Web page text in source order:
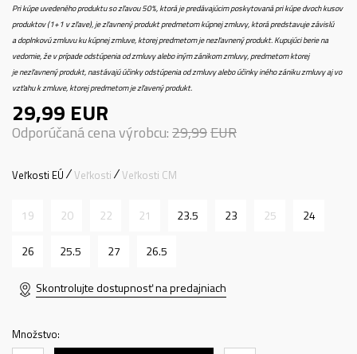
Pri kúpe uvedeného produktu so zľavou 50%, ktorá je predávajúcim poskytovaná pri kúpe dvoch kusov
produktov (1+1 v zľave), je zľavnený produkt predmetom kúpnej zmluvy, ktorá predstavuje závislú
a doplnkovú zmluvu ku kúpnej zmluve, ktorej predmetom je nezľavnený produkt. Kupujúci berie na
vedomie, že v prípade odstúpenia od zmluvy alebo iným zánikom zmluvy, predmetom ktorej
je nezľavnený produkt, nastávajú účinky odstúpenia od zmluvy alebo účinky iného zániku zmluvy aj vo
vzťahu k zmluve, ktorej predmetom je zľavený produkt.
29,99 EUR
Odporúčaná cena výrobcu:29,99EUR
Veľkosti EÚ Veľkosti Veľkosti CM
19 20 22 21 23.5 23 25 24
26 25.5 27 26.5
Skontrolujte dostupnosť na predajniach
Množstvo: